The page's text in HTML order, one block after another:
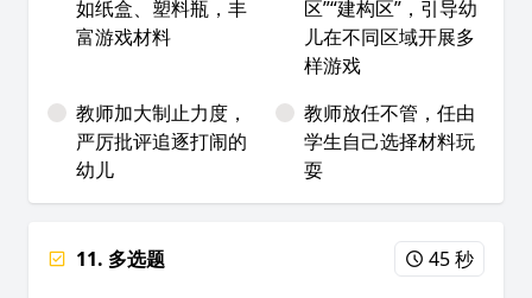
如纸盒、塑料瓶，丰
富游戏材料
区”“建构区”，引导幼
儿在不同区域开展多
样游戏
教师加大制止力度，
严厉批评追逐打闹的
幼儿
教师放任不管，任由
学生自己选择材料玩
耍
11. 多选题 45 秒